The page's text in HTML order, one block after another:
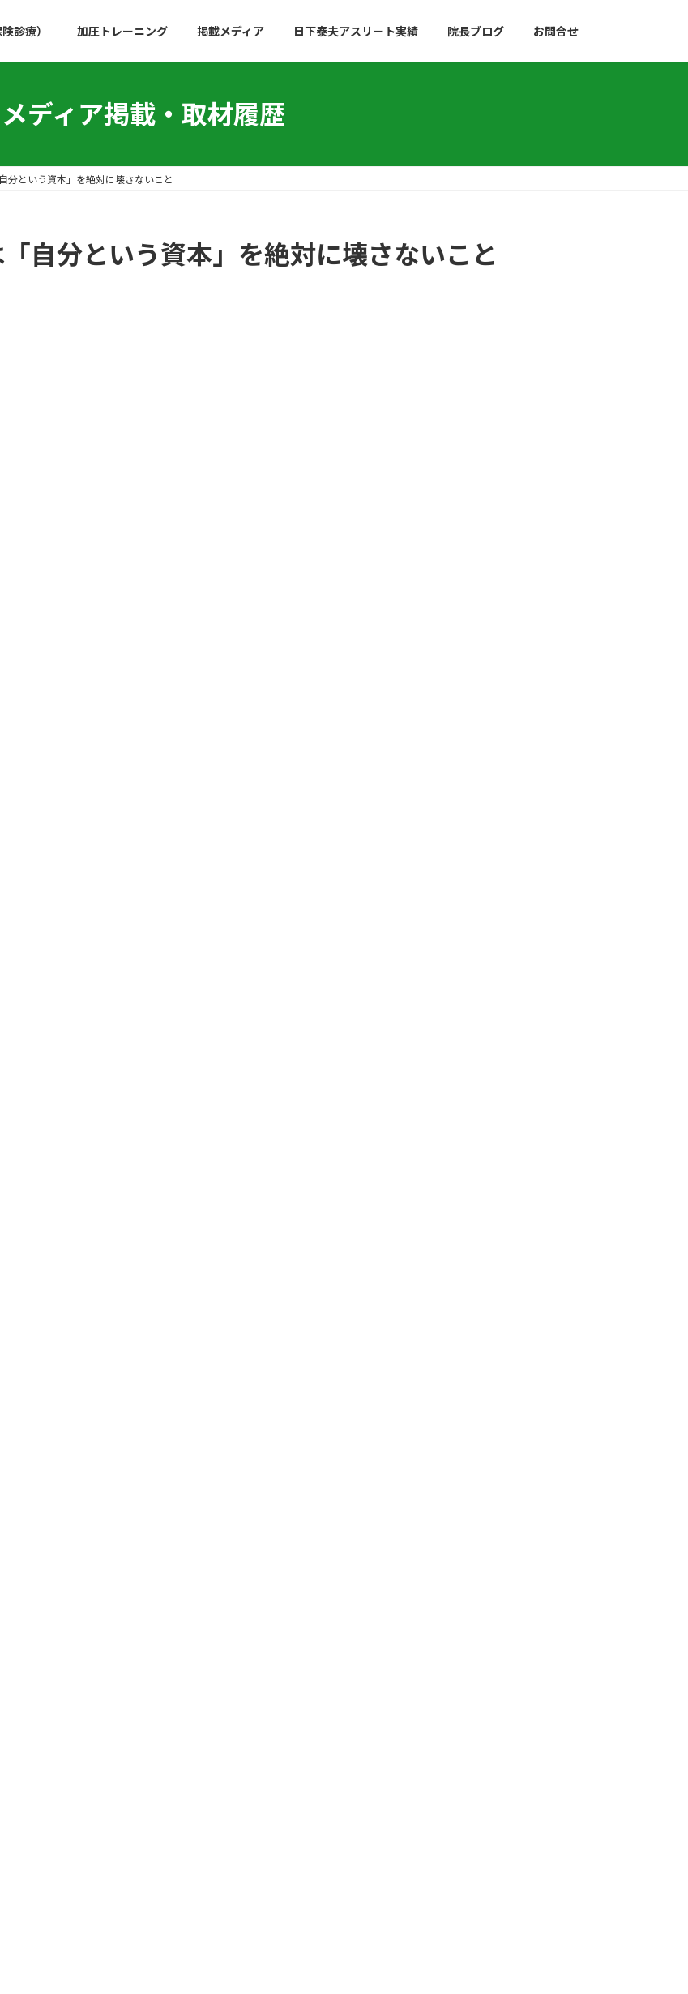
診療） 加圧トレーニング 掲載メディア 日下泰夫アスリート実績 院長ブログ お問合せ
メディア掲載・取材履歴
分という資本」を絶対に壊さないこと
「自分という資本」を絶対に壊さないこと